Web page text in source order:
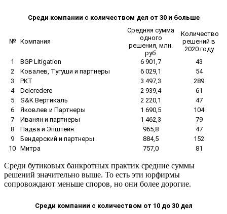
Среди компании с количеством дел от 30 и больше
№ Компания
Средняя сумма
одного
решения, млн.
руб.
Количество
решений в
2020 году
1
BGP Litigation 6 901,7
43
2
Ковалев, Тугуши и партнеры 6 029,1
54
3
РКТ 3 497,3
289
4
Delcredere 2 939,4
61
5
S&K Вертикаль 2 220,1
47
6
Яковлев и Партнеры 1 690,5
104
7
Иванян и партнеры 1 462,3
79
8
Падва и Эпштейн 965,8
47
9
Бендерский и партнеры 884,5
152
10 Митра 757,0 81
Cреди бутиковых банкротных практик средние суммы
решений значительно выше. То есть эти юрфирмы
сопровождают меньше споров, но они более дорогие.
Среди компании с количеством от 10 до 30 дел